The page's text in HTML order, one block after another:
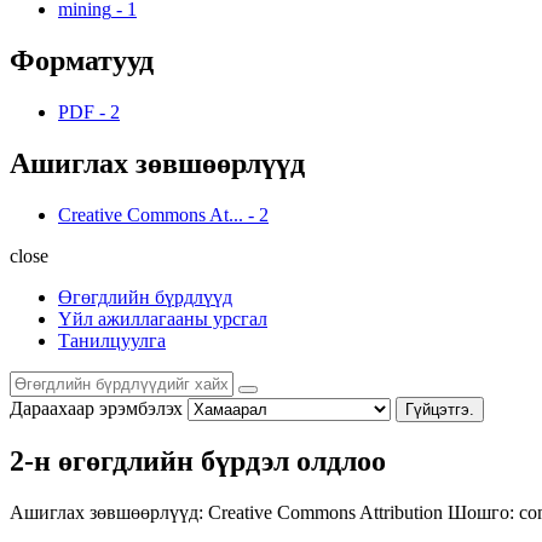
mining - 1
Форматууд
PDF - 2
Ашиглах зөвшөөрлүүд
Creative Commons At... - 2
close
Өгөгдлийн бүрдлүүд
Үйл ажиллагааны урсгал
Танилцуулга
Дараахаар эрэмбэлэх Гүйцэтгэ.
2-н өгөгдлийн бүрдэл олдлоо
Ашиглах зөвшөөрлүүд: Creative Commons Attribution Шошго: